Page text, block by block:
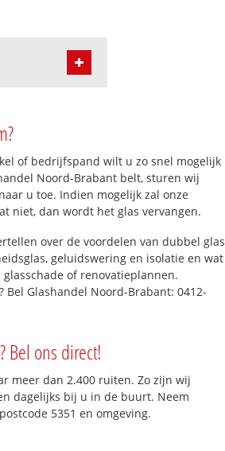
of bedrijfspand wilt u zo snel mogelijk
Noord-Brabant belt, sturen wij
u toe. Indien mogelijk zal onze
niet, dan wordt het glas vervangen.
over de voordelen van dubbel glas
geluidswering en isolatie en wat
of renovatieplannen.
Bel Glashandel Noord-Brabant: 0412-
Bel ons direct!
meer dan 2.400 ruiten. Zo zijn wij
dagelijks bij u in de buurt. Neem
5351 en omgeving.